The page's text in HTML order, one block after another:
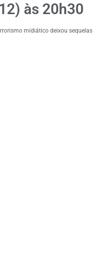
às 20h30
midiático deixou sequelas